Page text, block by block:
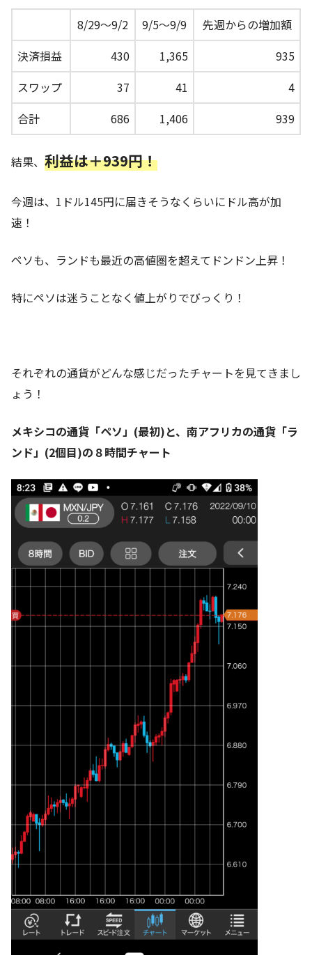
8/29～9/2 9/5～9/9
先週からの増加額
決済損益
430 1,365
935
スワップ
37 41
4
合計
686 1,406 939
結果、 利益は＋939円！
今週は、1ドル145円に届きそうなくらいにドル高が加
速！
ペソも、ランドも最近の高値圏を超えてドンドン上昇！
特にペソは迷うことなく値上がりでびっくり！
それぞれの通貨がどんな感じだったチャートを見てきまし
ょう！
メキシコの通貨「ペソ」(最初)と、南アフリカの通貨「ラ
ンド」(2個目)の８時間チャート